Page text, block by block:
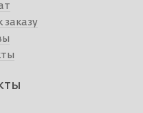
заказу